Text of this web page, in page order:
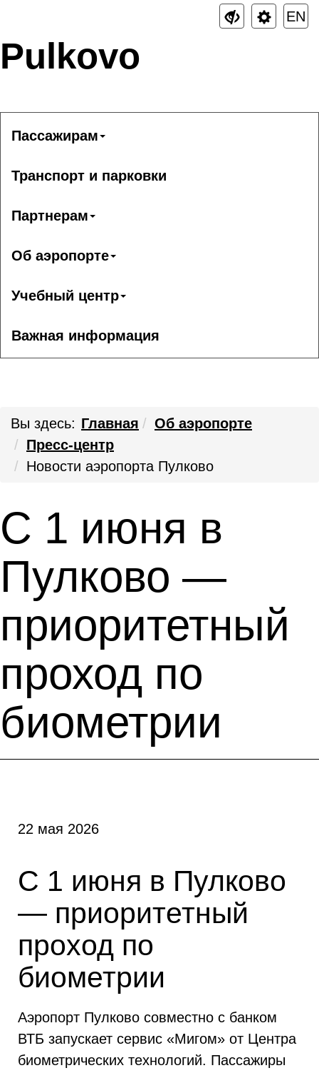
EN
Pulkovo
Пассажирам
Транспорт и парковки
Партнерам
Об аэропорте
Учебный центр
Важная информация
Вы здесь: Главная
Об аэропорте
Пресс-центр
Новости аэропорта Пулково
С 1 июня в
Пулково —
приоритетный
проход по
биометрии
22 мая 2026
С 1 июня в Пулково
— приоритетный
проход по
биометрии
Аэропорт Пулково совместно с банком
ВТБ запускает сервис «Мигом» от Центра
биометрических технологий. Пассажиры